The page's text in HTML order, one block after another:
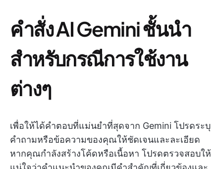
คำสั่ง AI Gemini ชั้นนำ
สำหรับกรณีการใช้งาน
ต่างๆ
เพื่อให้ได้คำตอบที่แม่นยำที่สุดจาก Gemini โปรดระบุ
คำถามหรือข้อความของคุณให้ชัดเจนและละเอียด
หากคุณกำลังสร้างโค้ดหรือเนื้อหา โปรดตรวจสอบให้